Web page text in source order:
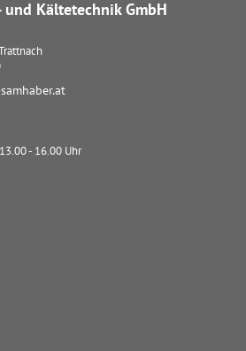
und Kältetechnik GmbH
- 16.00 Uhr